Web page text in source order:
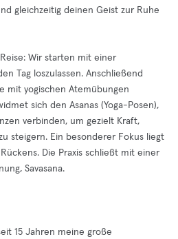
gleichzeitig deinen Geist zur Ruhe
Wir starten mit einer
Tag loszulassen. Anschließend
mit yogischen Atemübungen
sich den Asanas (Yoga-Posen),
verbinden, um gezielt Kraft,
steigern. Ein besonderer Fokus liegt
Die Praxis schließt mit einer
Savasana.
15 Jahren meine große